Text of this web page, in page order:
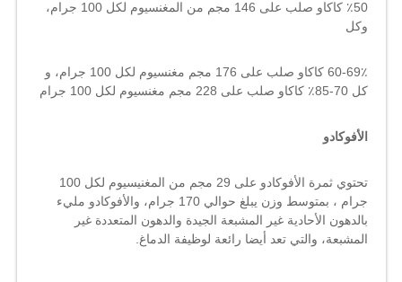
50٪ كاكاو صلب على 146 مجم من المغنسيوم لكل 100 جرام،
وكل
60-69٪ كاكاو صلب على 176 مجم مغنسيوم لكل 100 جرام، و
كل 70-85٪ كاكاو صلب على 228 مجم مغنسيوم لكل 100 جرام
الأفوكادو
تحتوي ثمرة الأفوكادو على 29 مجم من المغنيسيوم لكل 100
جرام ، بمتوسط ​​وزن يبلغ حوالي 170 جرام، والأفوكادو مليء
بالدهون الأحادية غير المشبعة الجيدة والدهون المتعددة غير
المشبعة، والتي تعد أيضا رائعة لوظيفة الدماغ.